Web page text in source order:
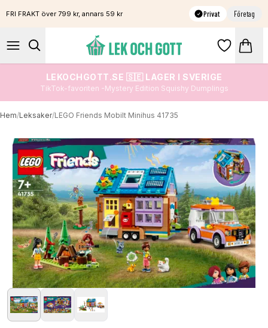
FRI FRAKT över 799 kr, annars 59 kr Privat Företag
LEKOCHGOTT.SE 🇸🇪 LAGER I SVERIGE
TikTok-favoriten -Mystery Edition Squishy Dumplings
Hem/Leksaker/LEGO Friends Mobilt Minihus 41735